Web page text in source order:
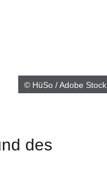
© HüSo / Adobe Stock
des